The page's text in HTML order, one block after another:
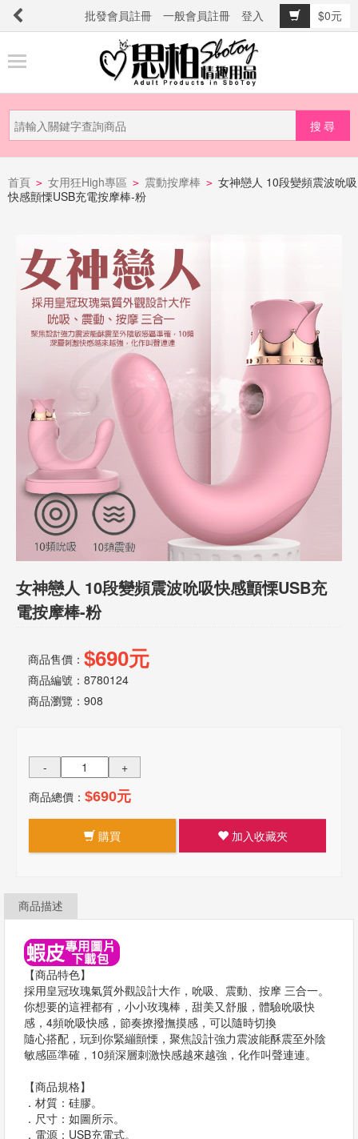
批發會員註冊 一般會員註冊 登入
$0元
品
新
品
上
防
批
首頁 > 女用狂High專區 > 震動按摩棒 > 女神戀人 10段變頻震波吮吸
快感顫慄USB充電按摩棒-粉
女神戀人 10段變頻震波吮吸快感顫慄USB充
電按摩棒-粉
商品售價： $690元
商品編號：8780124
商品瀏覽： 908
-
+
商品總價： $690元
購買 加入收藏夾
商品描述
【商品特色】
採用皇冠玫瑰氣質外觀設計大作，吮吸、震動、按摩 三合一。
你想要的這裡都有，小小玫瑰棒，甜美又舒服，體驗吮吸快
感，4頻吮吸快感，節奏撩撥撫摸感，可以隨時切換
隨心搭配，玩到你緊繃顫慄，聚焦設計強力震波能酥震至外陰
敏感區準確，10頻深層刺激快感越來越強，化作叫聲連連。
【商品規格】
．材質：硅膠。
．尺寸：如圖所示。
．電源：USB充電式。